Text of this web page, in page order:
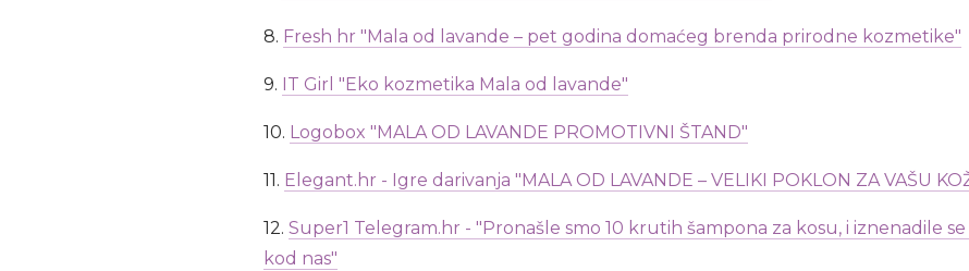
8. Fresh hr "Mala od lavande – pet godina domaćeg brenda prirodne kozmetike"
9. IT Girl "Eko kozmetika Mala od lavande"
10. Logobox "MALA OD LAVANDE PROMOTIVNI ŠTAND"
11. Elegant.hr - Igre darivanja "MALA OD LAVANDE – VELIKI POKLON ZA VAŠU
12. Super1 Telegram.hr - "Pronašle smo 10 krutih šampona za kosu, i iznenadile
kod nas"